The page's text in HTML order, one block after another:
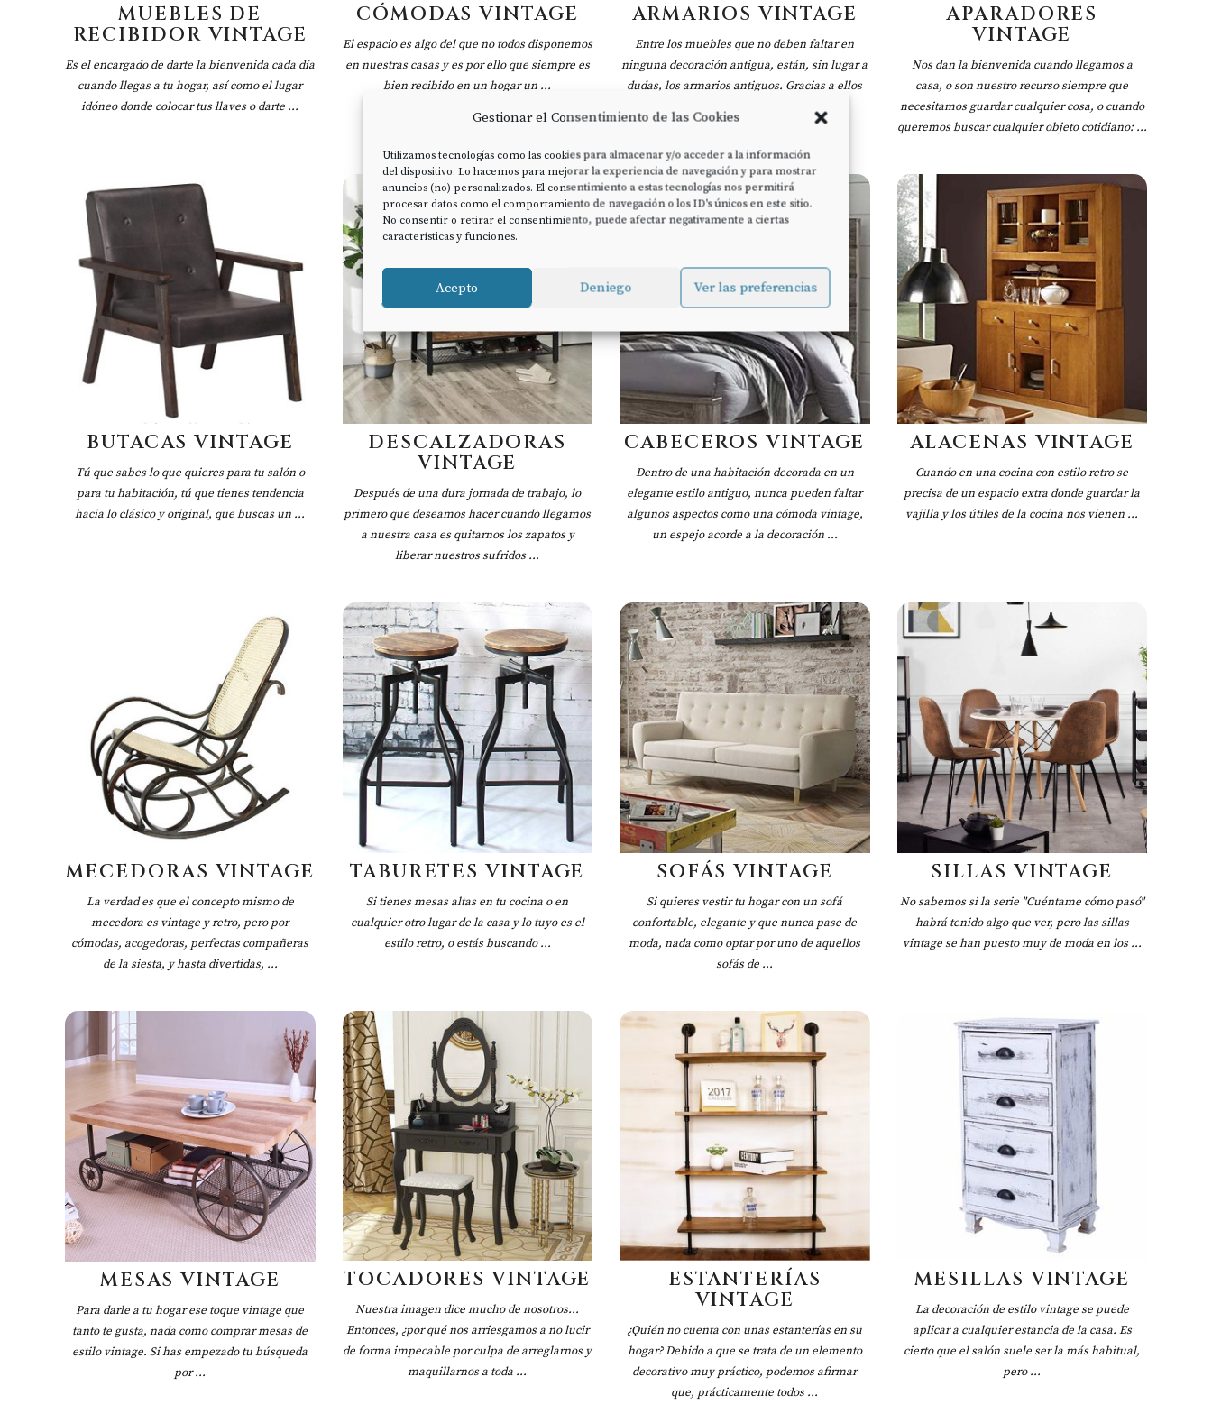
Gestionar el Consentimiento de las Cookies
Utilizamos tecnologías como las cookies para almacenar y/o acceder a la información
del dispositivo. Lo hacemos para mejorar la experiencia de navegación y para mostrar
anuncios (no) personalizados. El consentimiento a estas tecnologías nos permitirá
procesar datos como el comportamiento de navegación o los ID's únicos en este sitio.
No consentir o retirar el consentimiento, puede afectar negativamente a ciertas
características y funciones.
Acepto Deniego Ver las preferencias
MUEBLES DE
RECIBIDOR VINTAGE
Es el encargado de darte la bienvenida cada día
cuando llegas a tu hogar, así como el lugar
idóneo donde colocar tus llaves o darte ...
CÓMODAS VINTAGE
El espacio es algo del que no todos disponemos
en nuestras casas y es por ello que siempre es
bien recibido en un hogar un ...
ARMARIOS VINTAGE
Entre los muebles que no deben faltar en
ninguna decoración antigua, están, sin lugar a
dudas, los armarios antiguos. Gracias a ellos
APARADORES
VINTAGE
Nos dan la bienvenida cuando llegamos a
casa, o son nuestro recurso siempre que
necesitamos guardar cualquier cosa, o cuando
queremos buscar cualquier objeto cotidiano: ...
BUTACAS VINTAGE
Tú que sabes lo que quieres para tu salón o
para tu habitación, tú que tienes tendencia
hacia lo clásico y original, que buscas un ...
DESCALZADORAS
VINTAGE
Después de una dura jornada de trabajo, lo
primero que deseamos hacer cuando llegamos
a nuestra casa es quitarnos los zapatos y
liberar nuestros sufridos ...
CABECEROS VINTAGE
Dentro de una habitación decorada en un
elegante estilo antiguo, nunca pueden faltar
algunos aspectos como una cómoda vintage,
un espejo acorde a la decoración ...
ALACENAS VINTAGE
Cuando en una cocina con estilo retro se
precisa de un espacio extra donde guardar la
vajilla y los útiles de la cocina nos vienen ...
MECEDORAS VINTAGE
La verdad es que el concepto mismo de
mecedora es vintage y retro, pero por
cómodas, acogedoras, perfectas compañeras
de la siesta, y hasta divertidas, ...
TABURETES VINTAGE
Si tienes mesas altas en tu cocina o en
cualquier otro lugar de la casa y lo tuyo es el
estilo retro, o estás buscando ...
SOFÁS VINTAGE
Si quieres vestir tu hogar con un sofá
confortable, elegante y que nunca pase de
moda, nada como optar por uno de aquellos
sofás de ...
SILLAS VINTAGE
No sabemos si la serie "Cuéntame cómo pasó"
habrá tenido algo que ver, pero las sillas
vintage se han puesto muy de moda en los ...
MESAS VINTAGE
Para darle a tu hogar ese toque vintage que
tanto te gusta, nada como comprar mesas de
estilo vintage. Si has empezado tu búsqueda
por ...
TOCADORES VINTAGE
Nuestra imagen dice mucho de nosotros...
Entonces, ¿por qué nos arriesgamos a no lucir
de forma impecable por culpa de arreglarnos y
maquillarnos a toda ...
ESTANTERÍAS
VINTAGE
¿Quién no cuenta con unas estanterías en su
hogar? Debido a que se trata de un elemento
decorativo muy práctico, podemos afirmar
que, prácticamente todos ...
MESILLAS VINTAGE
La decoración de estilo vintage se puede
aplicar a cualquier estancia de la casa. Es
cierto que el salón suele ser la más habitual,
pero ...